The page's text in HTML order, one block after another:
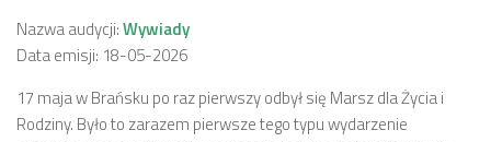
Nazwa audycji:Wywiady
Data emisji: 18-05-2026
17 maja w Brańsku po raz pierwszy odbył się Marsz dla Życia i
Rodziny. Było to zarazem pierwsze tego typu wydarzenie